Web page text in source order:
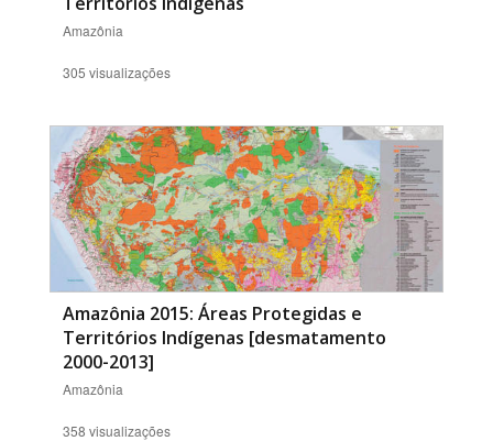
Amazônia
305 visualizações
Amazônia 2015: Áreas Protegidas e
Territórios Indígenas [desmatamento
2000-2013]
Amazônia
358 visualizações